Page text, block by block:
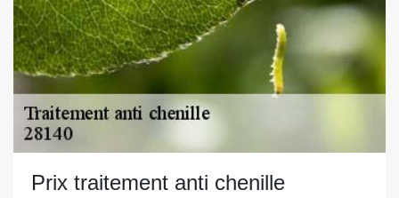
Prix traitement anti chenille